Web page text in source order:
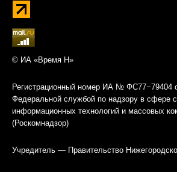
© ИА «Время Н»
Регистрационный номер ИА № ФС77−79404
Федеральной службой по надзору в сфере
информационных технологий и массовых
(Роскомнадзор)
Учредитель — Правительство